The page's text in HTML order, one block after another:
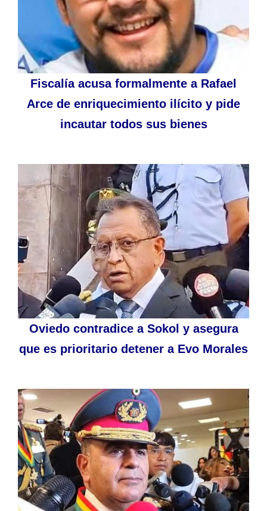
Fiscalía acusa formalmente a Rafael
Arce de enriquecimiento ilícito y pide
incautar todos sus bienes
Oviedo contradice a Sokol y asegura
que es prioritario detener a Evo Morales